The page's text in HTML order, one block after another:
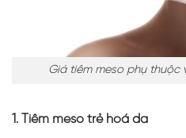
Giá tiêm meso phụ thuộc
1. Tiêm meso trẻ hoá da